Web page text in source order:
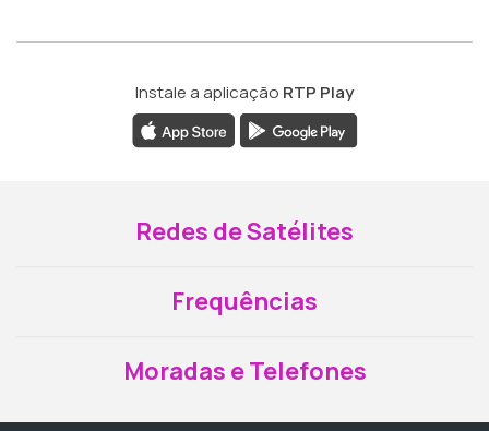
Instale a aplicação RTP Play
Redes de Satélites
Frequências
Moradas e Telefones